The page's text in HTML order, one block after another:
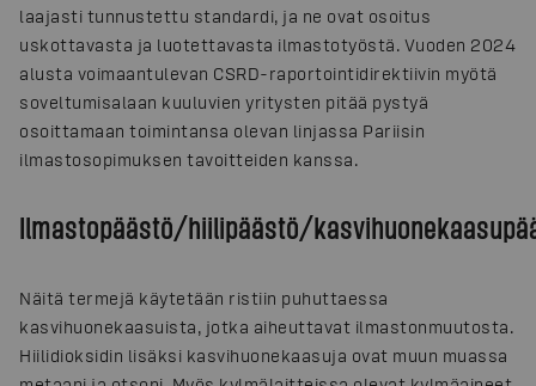
laajasti tunnustettu standardi, ja ne ovat osoitus
uskottavasta ja luotettavasta ilmastotyöstä. Vuoden 2024
alusta voimaantulevan CSRD-raportointidirektiivin myötä
soveltumisalaan kuuluvien yritysten pitää pystyä
osoittamaan toimintansa olevan linjassa Pariisin
ilmastosopimuksen tavoitteiden kanssa.
Ilmastopäästö/hiilipäästö/
Näitä termejä käytetään ristiin puhuttaessa
kasvihuonekaasuista, jotka aiheuttavat ilmastonmuutosta.
Hiilidioksidin lisäksi kasvihuonekaasuja ovat muun muassa